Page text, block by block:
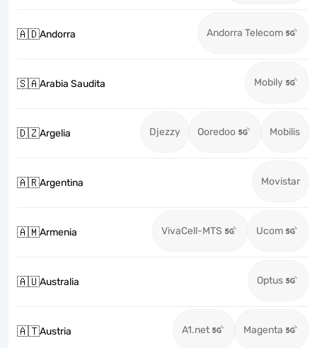
🇦🇩Andorra Andorra Telecom
🇸🇦Arabia Saudita Mobily
🇩🇿Argelia Djezzy Ooredoo Mobilis
🇦🇷Argentina Movistar
🇦🇲Armenia VivaCell-MTS Ucom
🇦🇺Australia Optus
🇦🇹Austria A1.net Magenta